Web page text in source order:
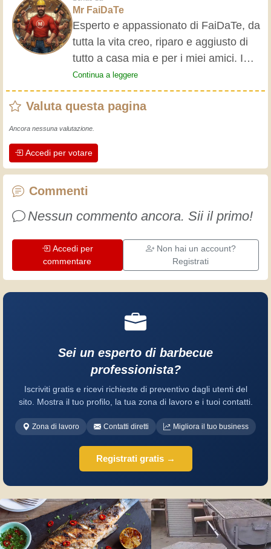
Mr FaiDaTe
Esperto e appassionato di FaiDaTe, da
tutta la vita creo, riparo e aggiusto di
tutto a casa mia e per i miei amici. I
nonni mi hanno insegnato i primi
rudimenti, fin da piccolo e da allora ho
fatto un sacco di esperienze.
L'esperienza insegna! Tiene attivi e
artigiani professionisti mettono nel loro
lavoro. Impariamo insieme, ogni giorno
è una occasione per migliorare. Buon
Continua a leggere
Valuta questa pagina
Ancora nessuna valutazione.
Accedi per votare
Commenti
Nessun commento ancora. Sii il primo!
Accedi per
commentare
Non hai un account?
Registrati
Sei un esperto di barbecue
professionista?
Iscriviti gratis e ricevi richieste di preventivo dagli utenti del
sito. Mostra il tuo profilo, la tua zona di lavoro e i tuoi contatti.
Zona di lavoro Contatti diretti Migliora il tuo business
Registrati gratis →